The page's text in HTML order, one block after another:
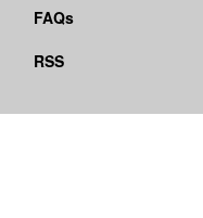
FAQs
RSS